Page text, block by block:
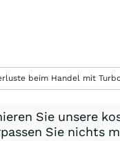
beim Handel mit
Sie unsere
Sie nichts